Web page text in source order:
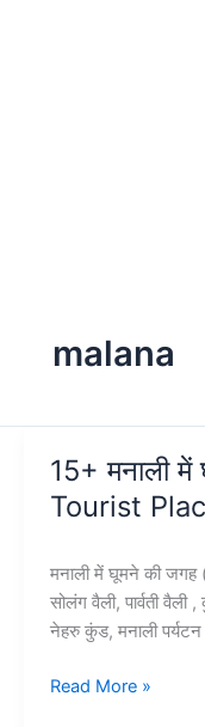
malana
15+ मनाली
Tourist
मनाली में घूमने की जगह
सोलंग वैली, पार्वती वैली
नेहरु कुंड, मनाली पर्यटन
15+
Read More »